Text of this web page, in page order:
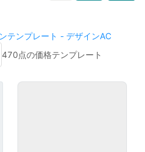
テンプレート - デザインAC
470点の価格テンプレート